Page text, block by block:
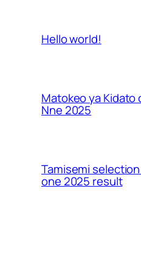
Hello world!
Matokeo ya Kidato
Nne 2025
Tamisemi
one 2025 result